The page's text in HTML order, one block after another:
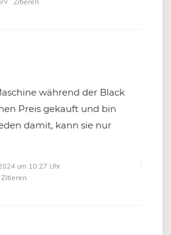
während der Black
Preis gekauft und bin
damit, kann sie nur
um 10:27 Uhr
Zitieren